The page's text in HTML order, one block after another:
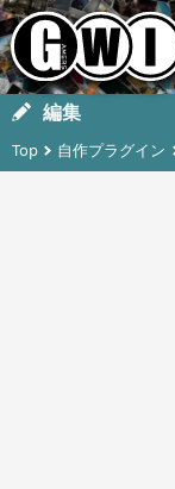
編集
Top 自作プラグイン